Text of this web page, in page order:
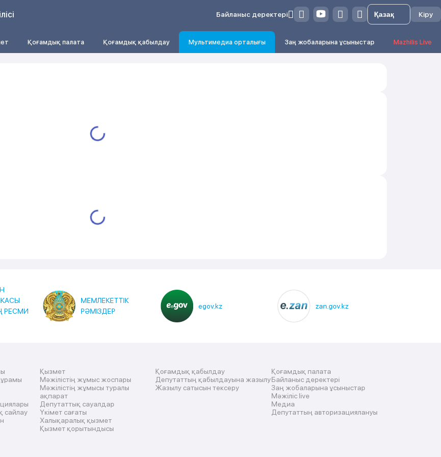
Байланыс деректері Кіру
Қоғамдық палата Қоғамдық қабылдау Мультимедиа орталығы Заң жобаларына ұсыныстар Mazhilis Live
РЕСМИ
МЕМЛЕКЕТТІК
РӘМІЗДЕР
egov.kz zan.gov.kz
сайлау
Қызмет
Мәжілістің жұмыс жоспары
Мәжілістің жұмысы туралы
ақпарат
Депутаттық сауалдар
Үкімет сағаты
Халықаралық қызмет
Қызмет қорытындысы
Қоғамдық қабылдау
Депутаттың қабылдауына жазылу
Жазылу сатысын тексеру
Қоғамдық палата
Байланыс деректері
Заң жобаларына ұсыныстар
Мәжіліс live
Медиа
Депутаттың авторизациялануы